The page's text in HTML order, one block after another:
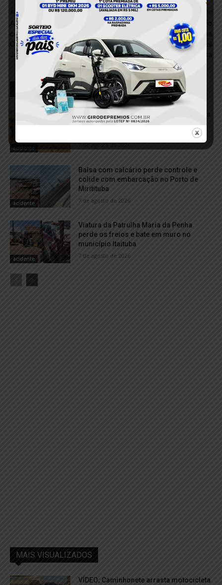
Anterior
Adolescente é apreendido
com drogas e faca durante
Operação Força Total em
Jacareacanga
Festival Pepita marca novo
capítulo na cultura de Itaituba
com proposta multicultural
RELACIONADOS
acidente
VÍDEO; Caminhonete arrasta motocicleta
após acidente e deixa duas mulheres
7 de agosto de 2026
acidente
Balsa com calcário perde controle e
colide com embarcação no Porto de
Miritituba
7 de agosto de 2026
acidente
Viatura da Patrulha Maria da Penha
perde os freios e bate em muro no
município Itaituba
7 de agosto de 2026
MAIS VISUALIZADOS
VÍDEO; Caminhonete arrasta motocicleta